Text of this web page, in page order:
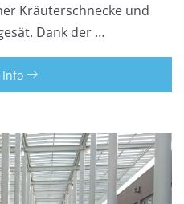
Kräuterschnecke und
Dank der …